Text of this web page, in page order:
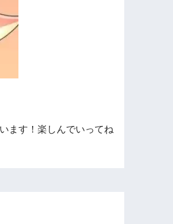
ます！楽しんでいってね